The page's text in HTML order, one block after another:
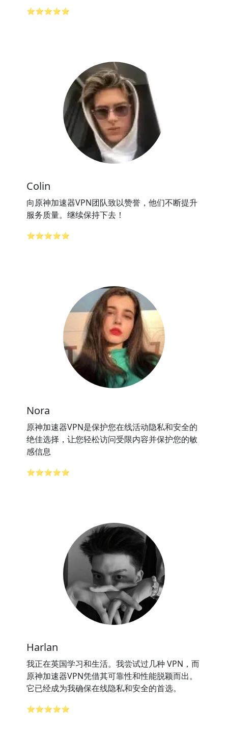
⭐⭐⭐⭐⭐
Colin
向原神加速器VPN团队致以赞誉，他们不断提升
服务质量。继续保持下去！
⭐⭐⭐⭐⭐
Nora
原神加速器VPN是保护您在线活动隐私和安全的
绝佳选择，让您轻松访问受限内容并保护您的敏
感信息
⭐⭐⭐⭐⭐
Harlan
我正在英国学习和生活。我尝试过几种 VPN，而
原神加速器VPN凭借其可靠性和性能脱颖而出。
它已经成为我确保在线隐私和安全的首选。
⭐⭐⭐⭐⭐